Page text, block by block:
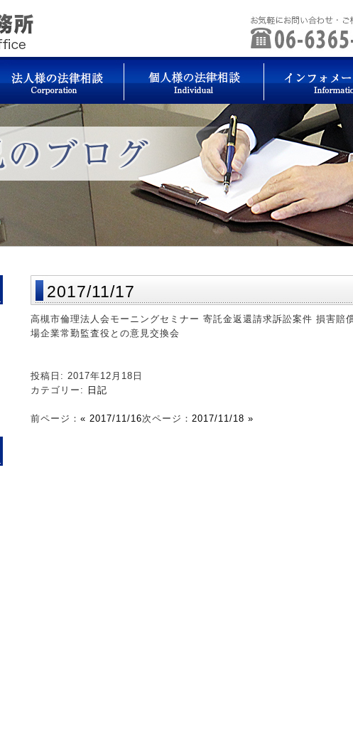
2017/11/17
高槻市倫理法人会モーニングセミナー 寄託金返還請求訴訟案件 損害賠
場企業常勤監査役との意見交換会
投稿日: 2017年12月18日
カテゴリー:
日記
前ページ： « 2017/11/16次ページ： 2017/11/18 »